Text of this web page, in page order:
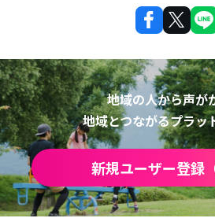
地域の人から声が
地域とつながるプラッ
新規ユーザー登録